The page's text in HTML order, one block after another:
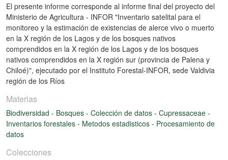
El presente informe corresponde al informe final del proyecto del
Ministerio de Agricultura - INFOR "Inventario satelital para el
monitoreo y la estimación de existencias de alerce vivo o muerto
en la X región de los Lagos y de los bosques nativos
comprendidos en la X región de los Lagos y de los bosques
nativos comprendidos en la X región sur (provincia de Palena y
Chiloé)", ejecutado por el Instituto Forestal-INFOR, sede Valdivia
región de los Ríos
Materias
Biodiversidad - Bosques - Colección de datos - Cupressaceae -
Inventarios forestales - Metodos estadisticos - Procesamiento de
datos
Colecciones